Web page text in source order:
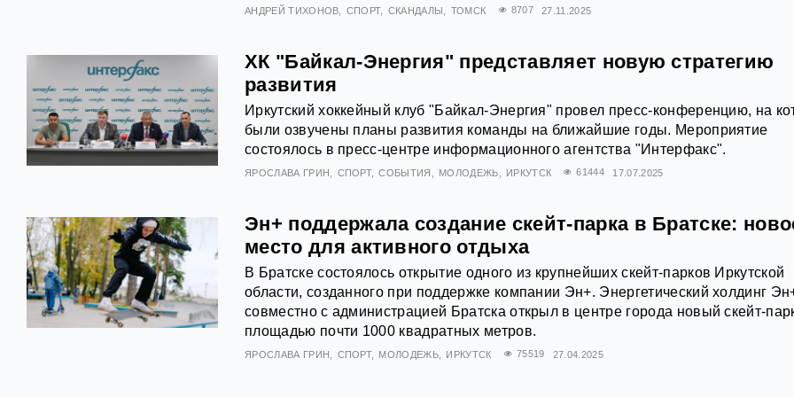
АНДРЕЙ ТИХОНОВ СПОРТ СКАНДАЛЫ ТОМСК 8707 27.11.2025
ХК "Байкал-Энергия" представляет новую стратегию
развития
Иркутский хоккейный клуб "Байкал-Энергия" провел пресс-конференцию, на
были озвучены планы развития команды на ближайшие годы. Мероприятие
состоялось в пресс-центре информационного агентства "Интерфакс".
ЯРОСЛАВА ГРИН СПОРТ СОБЫТИЯ МОЛОДЕЖЬ ИРКУТСК 61444 17.07.2025
Эн+ поддержала создание скейт-парка в Братске:
место для активного отдыха
В Братске состоялось открытие одного из крупнейших скейт-парков Иркутской
области, созданного при поддержке компании Эн+. Энергетический холдинг
совместно с администрацией Братска открыл в центре города новый скейт-
площадью почти 1000 квадратных метров.
ЯРОСЛАВА ГРИН СПОРТ МОЛОДЕЖЬ ИРКУТСК 75519 27.04.2025